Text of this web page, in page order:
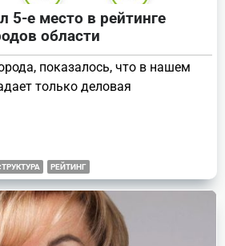
5-е место в рейтинге
области
показалось, что в нашем
только деловая
РЕЙТИНГ